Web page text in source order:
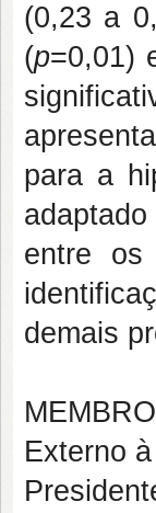
(0,23 a
(p=0,01)
para a
adaptado
entre os
demais
Externo